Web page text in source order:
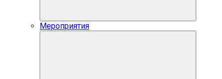
Мероприятия